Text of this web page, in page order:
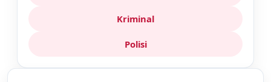
Kriminal
Polisi